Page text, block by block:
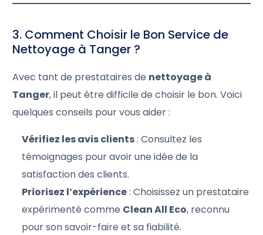
3. Comment Choisir le Bon Service de
Nettoyage à Tanger ?
Avec tant de prestataires de nettoyage à
Tanger, il peut être difficile de choisir le bon. Voici
quelques conseils pour vous aider :
Vérifiez les avis clients: Consultez les
témoignages pour avoir une idée de la
satisfaction des clients.
Priorisez l’expérience: Choisissez un prestataire
expérimenté comme Clean All Eco, reconnu
pour son savoir-faire et sa fiabilité.